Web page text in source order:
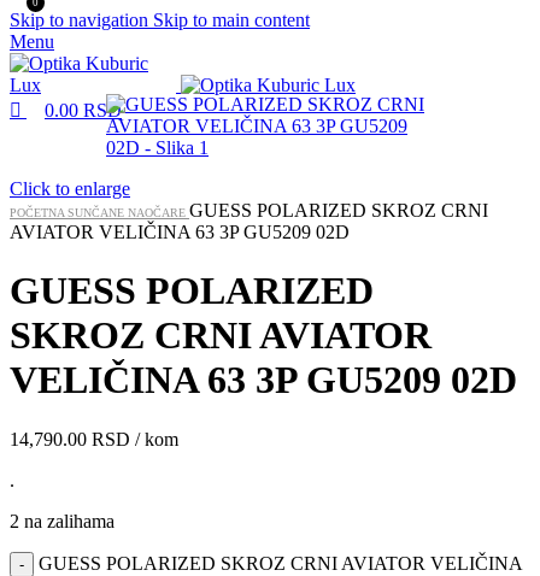
Skip to navigation Skip to main content
Menu
0
0.00 RSD
Click to enlarge
POČETNA SUNČANE NAOČARE GUESS POLARIZED SKROZ CRNI
AVIATOR VELIČINA 63 3P GU5209 02D
GUESS POLARIZED
SKROZ CRNI AVIATOR
VELIČINA 63 3P GU5209 02D
14,790.00 RSD / kom
.
2 na zalihama
GUESS POLARIZED SKROZ CRNI AVIATOR VELIČINA